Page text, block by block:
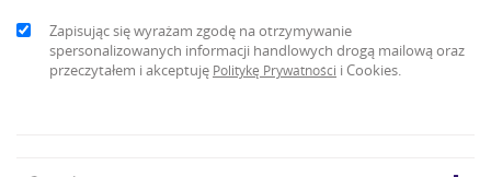
Zapisując się wyrażam zgodę na otrzymywanie
spersonalizowanych informacji handlowych drogą mailową oraz
przeczytałem i akceptuję Politykę Prywatności i Cookies.